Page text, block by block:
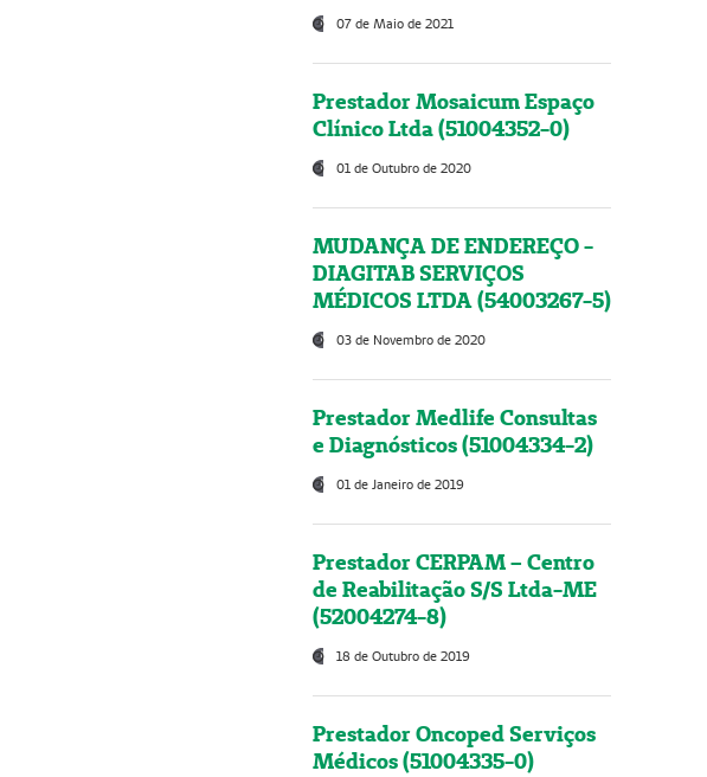
07 de Maio de 2021
Prestador Mosaicum Espaço
Clínico Ltda (51004352-0)
01 de Outubro de 2020
MUDANÇA DE ENDEREÇO -
DIAGITAB SERVIÇOS
MÉDICOS LTDA (54003267-5)
03 de Novembro de 2020
Prestador Medlife Consultas
e Diagnósticos (51004334-2)
01 de Janeiro de 2019
Prestador CERPAM – Centro
de Reabilitação S/S Ltda-ME
(52004274-8)
18 de Outubro de 2019
Prestador Oncoped Serviços
Médicos (51004335-0)